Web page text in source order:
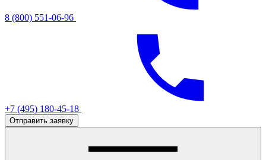
8 (800) 551-06-96
+7 (495) 180-45-18
Отправить заявку